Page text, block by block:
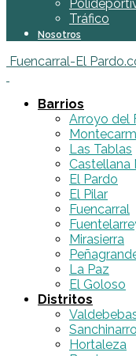
Tráfico
Nosotros
Fuencarral-El
Barrios
Arroyo del
Las Tablas
Castellana
El Pardo
El Pilar
Fuencarral
Mirasierra
La Paz
El Goloso
Distritos
Sanchinarro
Hortaleza